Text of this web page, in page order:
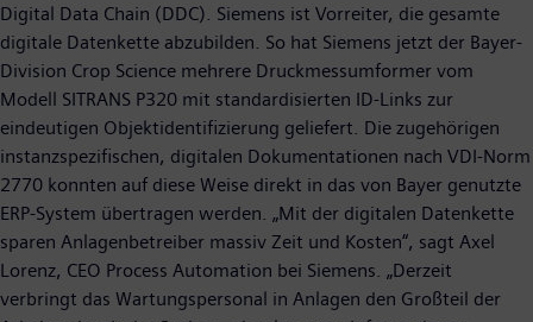
Digital Data Chain (DDC). Siemens ist Vorreiter, die gesamte
digitale Datenkette abzubilden. So hat Siemens jetzt der Bayer-
Division Crop Science mehrere Druckmessumformer vom
Modell SITRANS P320 mit standardisierten ID-Links zur
eindeutigen Objektidentifizierung geliefert. Die zugehörigen
instanzspezifischen, digitalen Dokumentationen nach VDI-Norm
2770 konnten auf diese Weise direkt in das von Bayer genutzte
ERP-System übertragen werden. „Mit der digitalen Datenkette
sparen Anlagenbetreiber massiv Zeit und Kosten“, sagt Axel
Lorenz, CEO Process Automation bei Siemens. „Derzeit
verbringt das Wartungspersonal in Anlagen den Großteil der